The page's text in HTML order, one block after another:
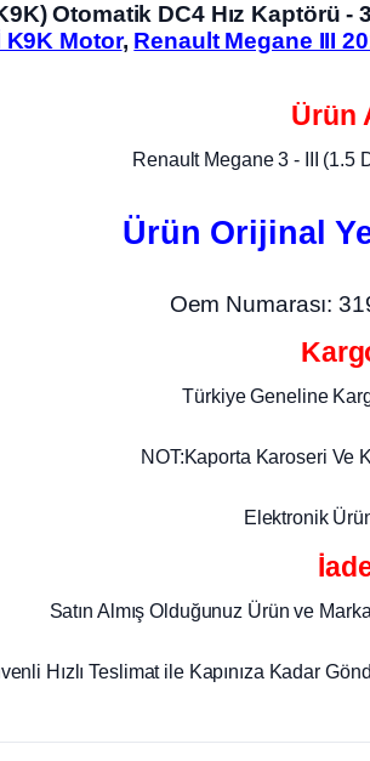
Otomatik DC4 Hız Kaptörü
K9K Motor, Renault Megane III
Ürün
Renault Megane 3 - III (1.5
Ürün Orijinal
Oem Numarası:
Türkiye Geneline
NOT:Kaporta Karoseri Ve
Elektronik
Satın Almış Olduğunuz Ürün ve
Hızlı Teslimat ile Kapınıza Kadar